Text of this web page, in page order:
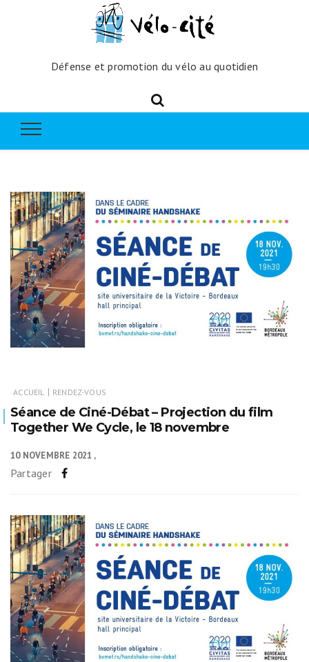
Défense et promotion du vélo au quotidien
ACCUEIL | RENDEZ-VOUS
Séance de Ciné-Débat – Projection du film
Together We Cycle, le 18 novembre
10 NOVEMBRE 2021
Partager